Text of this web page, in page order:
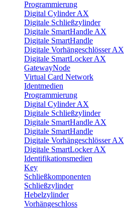
Programmierung
Digital Cylinder AX
Digitale Schließzylinder
Digitale SmartHandle AX
Digitale SmartHandle
Digitale Vorhängeschlösser AX
Digitale SmartLocker AX
GatewayNode
Virtual Card Network
Identmedien
Programmierung
Digital Cylinder AX
Digitale Schließzylinder
Digitale SmartHandle AX
Digitale SmartHandle
Digitale Vorhängeschlösser AX
Digitale SmartLocker AX
Identifikationsmedien
Key
Schließkomponenten
Schließzylinder
Hebelzylinder
Vorhängeschloss